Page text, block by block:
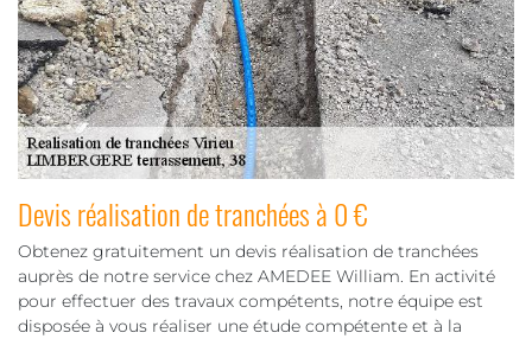
Devis réalisation de tranchées à 0 €
Obtenez gratuitement un devis réalisation de tranchées
auprès de notre service chez AMEDEE William. En activité
pour effectuer des travaux compétents, notre équipe est
disposée à vous réaliser une étude compétente et à la